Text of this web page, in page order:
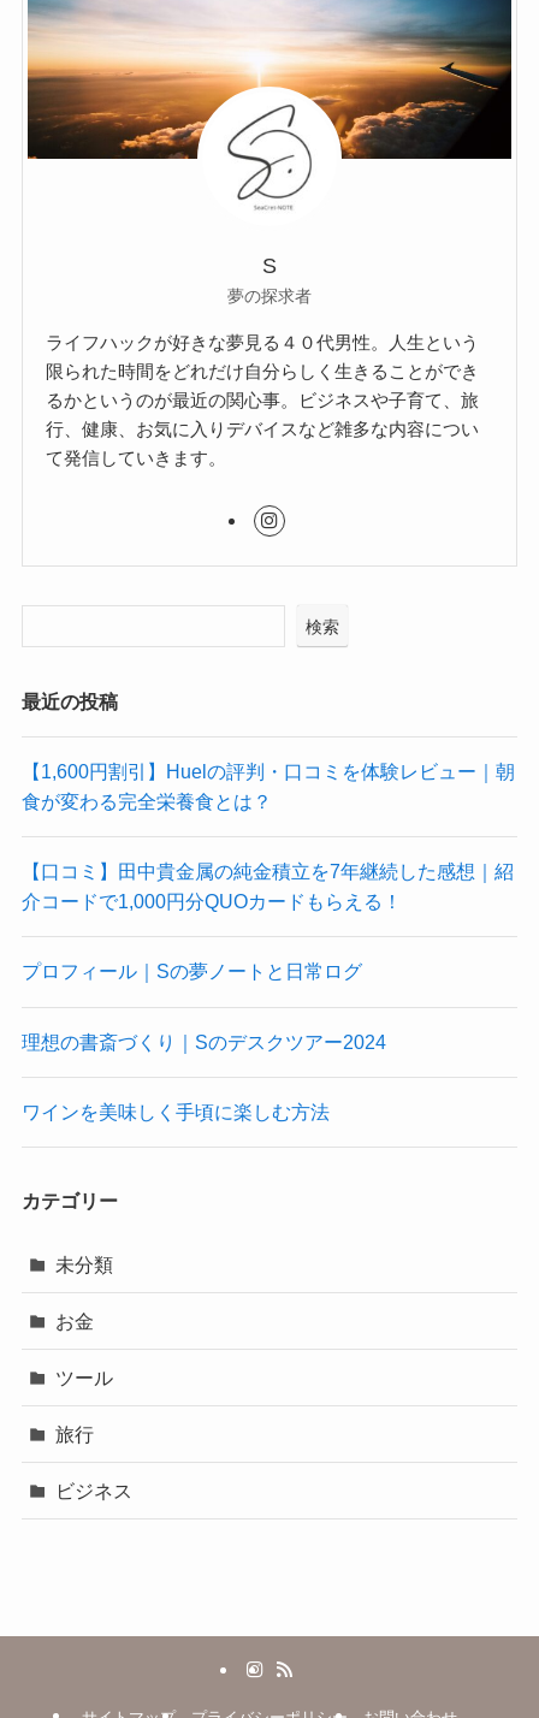
S
夢の探求者
ライフハックが好きな夢見る４０代男性。人生という
限られた時間をどれだけ自分らしく生きることができ
るかというのが最近の関心事。ビジネスや子育て、旅
行、健康、お気に入りデバイスなど雑多な内容につい
て発信していきます。
検索
最近の投稿
【1,600円割引】Huelの評判・口コミを体験レビュー｜朝
食が変わる完全栄養食とは？
【口コミ】田中貴金属の純金積立を7年継続した感想｜紹
介コードで1,000円分QUOカードもらえる！
プロフィール｜Sの夢ノートと日常ログ
理想の書斎づくり｜Sのデスクツアー2024
ワインを美味しく手頃に楽しむ方法
カテゴリー
未分類
お金
ツール
旅行
ビジネス